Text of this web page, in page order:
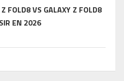
FOLD8 VS GALAXY Z FOLD8
EN 2026